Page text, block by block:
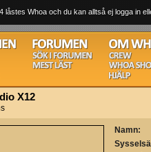
låstes Whoa och du kan alltså ej logga in
X12
Namn: